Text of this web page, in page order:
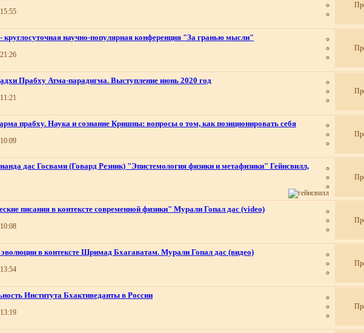
круглосуточная научно-популярная конференция "За гранью мысли"
Прабху Атма-парадигма. Выступление июнь 2020 год
прабху. Наука и сознание Кришны: вопросы о том, как позиционировать себя
дас Госвами (Говард Резник) "Эпистемология физики и метафизики" Гейнсвилл,
писания в контексте современной физики" Мурали Гопал дас (video)
в контексте Шримад Бхагаватам. Мурали Гопал дас (видео)
Института Бхактиведанты в России